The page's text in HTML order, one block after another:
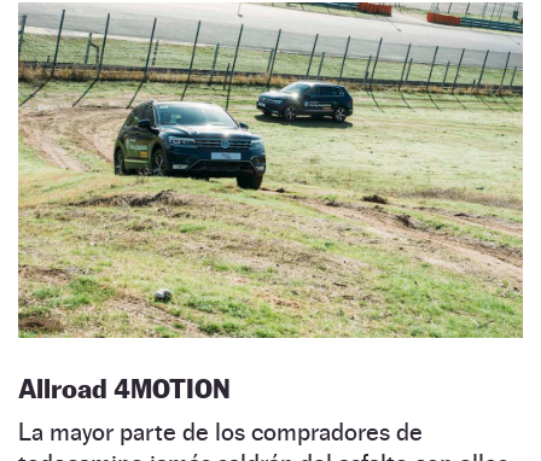
Allroad 4MOTION
La mayor parte de los compradores de